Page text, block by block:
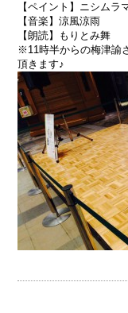
【ペイント】ニシムラ
【音楽】涼風涼雨
【朗読】もりとみ舞
※11時半からの梅津諭
頂きます♪